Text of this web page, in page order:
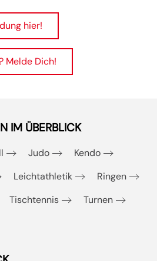
hier!
Melde Dich!
IM ÜBERBLICK
Judo
Kendo
Leichtathletik
Ringen
Tischtennis
Turnen